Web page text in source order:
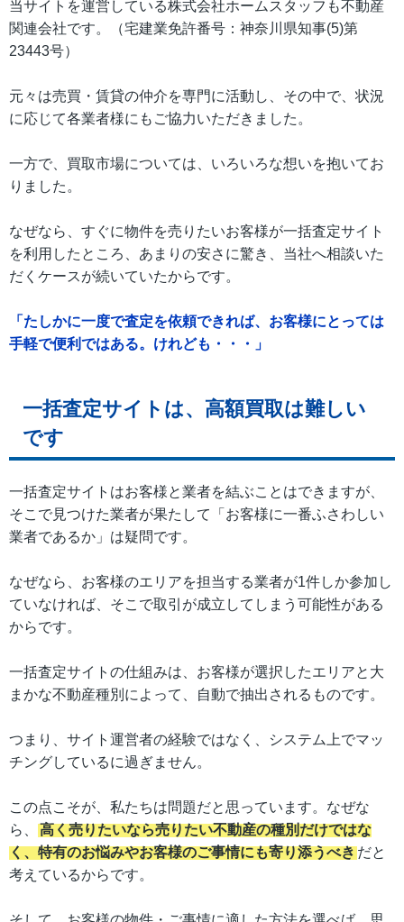
当サイトを運営している株式会社ホームスタッフも不動産
関連会社です。（宅建業免許番号：神奈川県知事(5)第
23443号）
元々は売買・賃貸の仲介を専門に活動し、その中で、状況
に応じて各業者様にもご協力いただきました。
一方で、買取市場については、いろいろな想いを抱いてお
りました。
なぜなら、すぐに物件を売りたいお客様が一括査定サイト
を利用したところ、あまりの安さに驚き、当社へ相談いた
だくケースが続いていたからです。
「たしかに一度で査定を依頼できれば、お客様にとっては
手軽で便利ではある。けれども・・・」
一括査定サイトは、高額買取は難しい
です
一括査定サイトはお客様と業者を結ぶことはできますが、
そこで見つけた業者が果たして「お客様に一番ふさわしい
業者であるか」は疑問です。
なぜなら、お客様のエリアを担当する業者が1件しか参加し
ていなければ、そこで取引が成立してしまう可能性がある
からです。
一括査定サイトの仕組みは、お客様が選択したエリアと大
まかな不動産種別によって、自動で抽出されるものです。
つまり、サイト運営者の経験ではなく、システム上でマッ
チングしているに過ぎません。
この点こそが、私たちは問題だと思っています。なぜな
ら、
高く売りたいなら売りたい不動産の種別だけではな
く、特有のお悩みやお客様のご事情にも寄り添うべき だと
考えているからです。